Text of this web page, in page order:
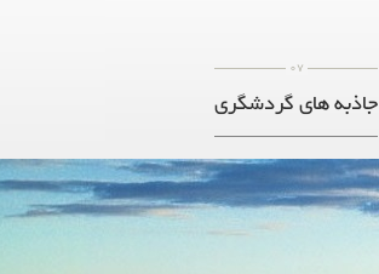
07
جاذبه های گردشگری